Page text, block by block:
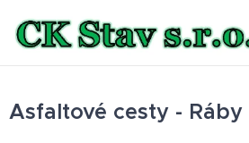
Asfaltové cesty - Ráby